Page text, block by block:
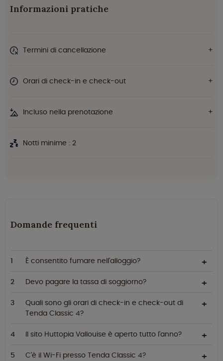
Informazioni pratiche
Termini di cancellazione
Orari di check-in e check-out
Incluso nella prenotazione
Notti minime : 2
Domande frequenti
È consentito fumare nell'alloggio?
Devo pagare la tassa di soggiorno?
Quali sono gli orari di check-in e check-out di
Tenda Classic 4?
Il sito Huttopia Vallouise è aperto tutto l'anno?
C'è il Wi-Fi presso Tenda Classic 4?